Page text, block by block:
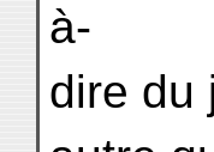
à-
dire du